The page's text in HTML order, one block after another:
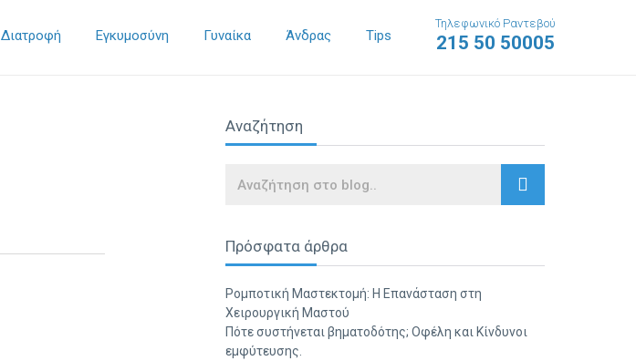
Διατροφή Εγκυμοσύνη Γυναίκα Άνδρας Tips
Τηλεφωνικό Ραντεβού
215 50 50005
Αναζήτηση
Search
Πρόσφατα άρθρα
Ρομποτική Μαστεκτομή: Η Επανάσταση στη
Χειρουργική Μαστού
Πότε συστήνεται βηματοδότης; Οφέλη και Κίνδυνοι
εμφύτευσης.